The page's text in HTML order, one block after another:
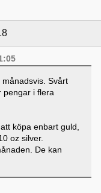
Svårt
pengar i flera
köpa enbart guld,
oz silver.
De kan